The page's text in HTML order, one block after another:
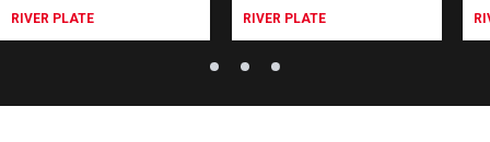
RIVER PLATE RIVER PLATE